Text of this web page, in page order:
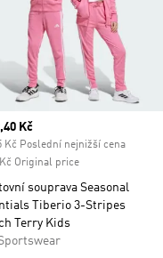
price
Kč
Kč Poslední nejnižší cena
Kč Original price
souprava Seasonal
Tiberio 3-Stripes
Terry Kids